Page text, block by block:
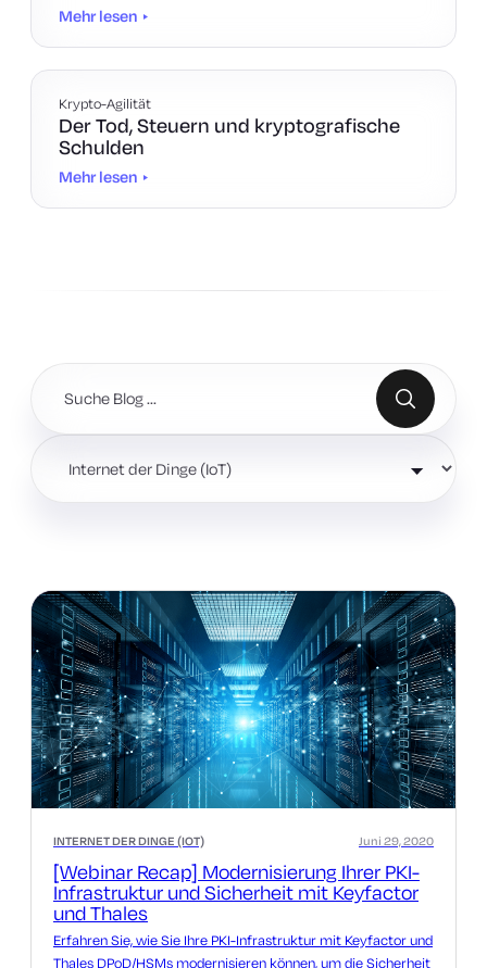
Mehr lesen
Krypto-Agilität
Der Tod, Steuern und kryptografische
Schulden
Mehr lesen
INTERNET DER DINGE (IOT)
[Webinar Recap] Modernisierung Ihrer PKI-
Infrastruktur und Sicherheit mit Keyfactor
und Thales
Juni 29, 2020
Erfahren Sie, wie Sie Ihre PKI-Infrastruktur mit Keyfactor und
Thales DPoD/HSMs modernisieren können, um die Sicherheit